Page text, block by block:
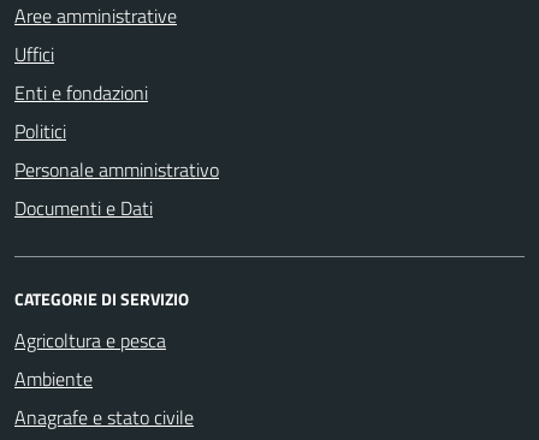
Aree amministrative
Uffici
Enti e fondazioni
Politici
Personale amministrativo
Documenti e Dati
CATEGORIE DI SERVIZIO
Agricoltura e pesca
Ambiente
Anagrafe e stato civile